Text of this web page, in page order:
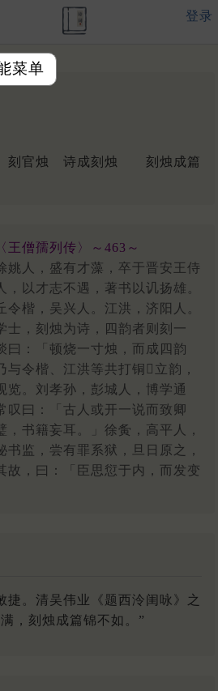
菜单
登录
刻官烛 诗成刻烛
刻烛成篇
王僧孺列传〉～463～
姚人，盛有才藻，卒于晋安王侍
，以才志不遇，著书以讥扬雄。
令楷，吴兴人。江洪，济阳人。
士，刻烛为诗，四韵者则刻一
曰：「顿烧一寸烛，而成四韵
与令楷、江洪等共打铜立韵，
览。刘孝孙，彭城人，博学通
叹曰：「古人或开一说而致卿
，书籍妄耳。」徐夤，高平人，
书监，尝有罪系狱，旦日原之，
故，曰：「臣思愆于内，而发变
捷。清吴伟业《题西泠闺咏》之
，刻烛成篇锦不如。”